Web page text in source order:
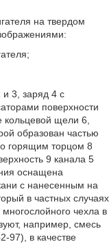
на твердом
и 3, заряд 4 с
поверхности
кольцевой щели 6,
образован частью
горящим торцом 8
9 канала 5
оснащена
с нанесенным на
в частных случаях
чехла в
например, смесь
97), в качестве